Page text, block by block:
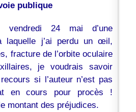
publique
vendredi 24 mai d’une
laquelle j’ai perdu un œil,
fracture de l’orbite oculaire
je voudrais savoir
si l’auteur n’est pas
en cours pour procès !
montant des préjudices.